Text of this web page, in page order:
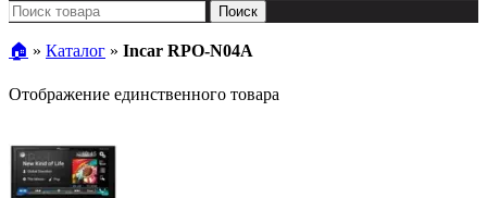
Поиск
🏠︎ » Каталог » Incar RPO-N04A
Отображение единственного товара